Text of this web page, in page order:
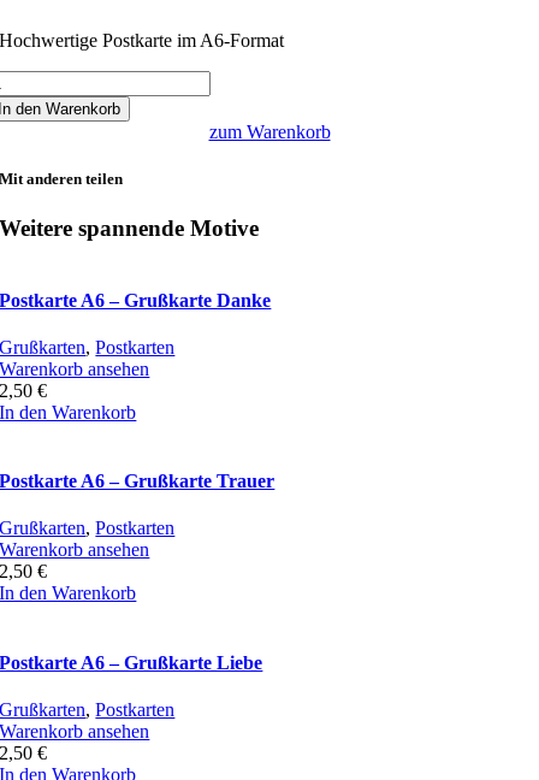
Hochwertige Postkarte im A6-Format
den Warenkorb
zum Warenkorb
Mit anderen teilen
Weitere spannende Motive
Postkarte A6 – Grußkarte Danke
Grußkarten,Postkarten
Warenkorb ansehen
2,50€
In den Warenkorb
Postkarte A6 – Grußkarte Trauer
Grußkarten,Postkarten
Warenkorb ansehen
2,50€
In den Warenkorb
Postkarte A6 – Grußkarte Liebe
Grußkarten,Postkarten
Warenkorb ansehen
2,50€
In den Warenkorb